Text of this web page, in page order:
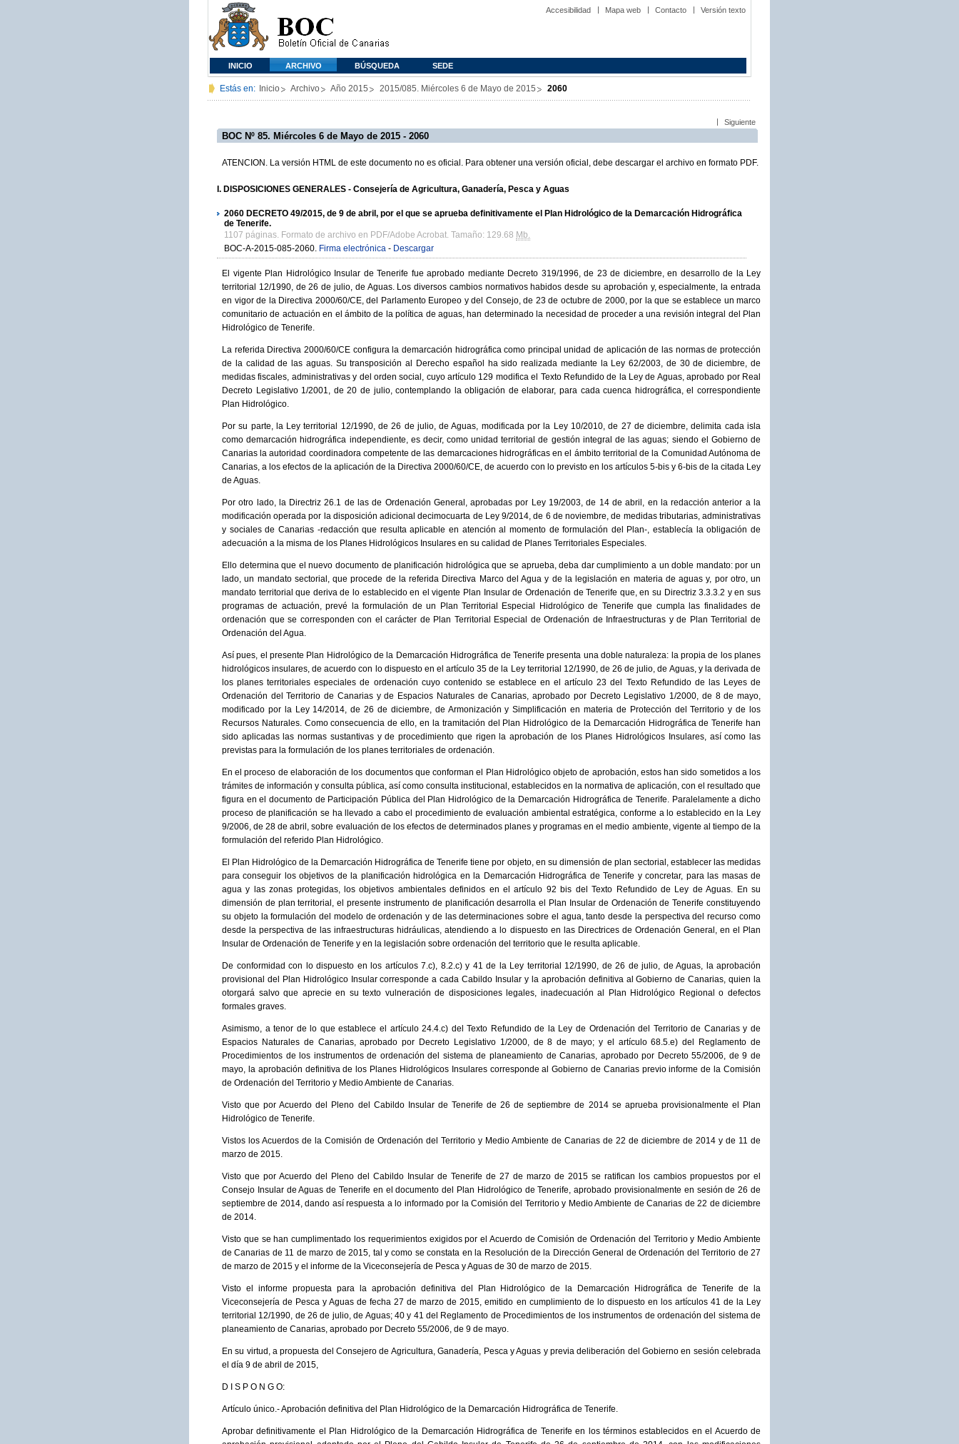
Accesibilidad Mapa web Contacto Versión texto
INICIO ARCHIVO BÚSQUEDA SEDE
Estás en: Inicio Archivo Año 2015 2015/085. Miércoles 6 de Mayo de 2015 2060
Siguiente
BOC Nº 85. Miércoles 6 de Mayo de 2015 - 2060
ATENCION. La versión HTML de este documento no es oficial. Para obtener una versión oficial, debe descargar el archivo en formato PDF.
I. DISPOSICIONES GENERALES - Consejería de Agricultura, Ganadería, Pesca y Aguas
2060 DECRETO 49/2015, de 9 de abril, por el que se aprueba definitivamente el Plan Hidrológico de la Demarcación Hidrográfica
de Tenerife.
1107 páginas. Formato de archivo en PDF/Adobe Acrobat. Tamaño: 129.68 Mb.
BOC-A-2015-085-2060. Firma electrónica - Descargar
El vigente Plan Hidrológico Insular de Tenerife fue aprobado mediante Decreto 319/1996, de 23 de diciembre, en desarrollo de la Ley
territorial 12/1990, de 26 de julio, de Aguas. Los diversos cambios normativos habidos desde su aprobación y, especialmente, la entrada
en vigor de la Directiva 2000/60/CE, del Parlamento Europeo y del Consejo, de 23 de octubre de 2000, por la que se establece un marco
comunitario de actuación en el ámbito de la política de aguas, han determinado la necesidad de proceder a una revisión integral del Plan
Hidrológico de Tenerife.
La referida Directiva 2000/60/CE configura la demarcación hidrográfica como principal unidad de aplicación de las normas de protección
de la calidad de las aguas. Su transposición al Derecho español ha sido realizada mediante la Ley 62/2003, de 30 de diciembre, de
medidas fiscales, administrativas y del orden social, cuyo artículo 129 modifica el Texto Refundido de la Ley de Aguas, aprobado por Real
Decreto Legislativo 1/2001, de 20 de julio, contemplando la obligación de elaborar, para cada cuenca hidrográfica, el correspondiente
Plan Hidrológico.
Por su parte, la Ley territorial 12/1990, de 26 de julio, de Aguas, modificada por la Ley 10/2010, de 27 de diciembre, delimita cada isla
como demarcación hidrográfica independiente, es decir, como unidad territorial de gestión integral de las aguas; siendo el Gobierno de
Canarias la autoridad coordinadora competente de las demarcaciones hidrográficas en el ámbito territorial de la Comunidad Autónoma de
Canarias, a los efectos de la aplicación de la Directiva 2000/60/CE, de acuerdo con lo previsto en los artículos 5-bis y 6-bis de la citada Ley
de Aguas.
Por otro lado, la Directriz 26.1 de las de Ordenación General, aprobadas por Ley 19/2003, de 14 de abril, en la redacción anterior a la
modificación operada por la disposición adicional decimocuarta de Ley 9/2014, de 6 de noviembre, de medidas tributarias, administrativas
y sociales de Canarias -redacción que resulta aplicable en atención al momento de formulación del Plan-, establecía la obligación de
adecuación a la misma de los Planes Hidrológicos Insulares en su calidad de Planes Territoriales Especiales.
Ello determina que el nuevo documento de planificación hidrológica que se aprueba, deba dar cumplimiento a un doble mandato: por un
lado, un mandato sectorial, que procede de la referida Directiva Marco del Agua y de la legislación en materia de aguas y, por otro, un
mandato territorial que deriva de lo establecido en el vigente Plan Insular de Ordenación de Tenerife que, en su Directriz 3.3.3.2 y en sus
programas de actuación, prevé la formulación de un Plan Territorial Especial Hidrológico de Tenerife que cumpla las finalidades de
ordenación que se corresponden con el carácter de Plan Territorial Especial de Ordenación de Infraestructuras y de Plan Territorial de
Ordenación del Agua.
Así pues, el presente Plan Hidrológico de la Demarcación Hidrográfica de Tenerife presenta una doble naturaleza: la propia de los planes
hidrológicos insulares, de acuerdo con lo dispuesto en el artículo 35 de la Ley territorial 12/1990, de 26 de julio, de Aguas, y la derivada de
los planes territoriales especiales de ordenación cuyo contenido se establece en el artículo 23 del Texto Refundido de las Leyes de
Ordenación del Territorio de Canarias y de Espacios Naturales de Canarias, aprobado por Decreto Legislativo 1/2000, de 8 de mayo,
modificado por la Ley 14/2014, de 26 de diciembre, de Armonización y Simplificación en materia de Protección del Territorio y de los
Recursos Naturales. Como consecuencia de ello, en la tramitación del Plan Hidrológico de la Demarcación Hidrográfica de Tenerife han
sido aplicadas las normas sustantivas y de procedimiento que rigen la aprobación de los Planes Hidrológicos Insulares, así como las
previstas para la formulación de los planes territoriales de ordenación.
En el proceso de elaboración de los documentos que conforman el Plan Hidrológico objeto de aprobación, estos han sido sometidos a los
trámites de información y consulta pública, así como consulta institucional, establecidos en la normativa de aplicación, con el resultado que
figura en el documento de Participación Pública del Plan Hidrológico de la Demarcación Hidrográfica de Tenerife. Paralelamente a dicho
proceso de planificación se ha llevado a cabo el procedimiento de evaluación ambiental estratégica, conforme a lo establecido en la Ley
9/2006, de 28 de abril, sobre evaluación de los efectos de determinados planes y programas en el medio ambiente, vigente al tiempo de la
formulación del referido Plan Hidrológico.
El Plan Hidrológico de la Demarcación Hidrográfica de Tenerife tiene por objeto, en su dimensión de plan sectorial, establecer las medidas
para conseguir los objetivos de la planificación hidrológica en la Demarcación Hidrográfica de Tenerife y concretar, para las masas de
agua y las zonas protegidas, los objetivos ambientales definidos en el artículo 92 bis del Texto Refundido de Ley de Aguas. En su
dimensión de plan territorial, el presente instrumento de planificación desarrolla el Plan Insular de Ordenación de Tenerife constituyendo
su objeto la formulación del modelo de ordenación y de las determinaciones sobre el agua, tanto desde la perspectiva del recurso como
desde la perspectiva de las infraestructuras hidráulicas, atendiendo a lo dispuesto en las Directrices de Ordenación General, en el Plan
Insular de Ordenación de Tenerife y en la legislación sobre ordenación del territorio que le resulta aplicable.
De conformidad con lo dispuesto en los artículos 7.c), 8.2.c) y 41 de la Ley territorial 12/1990, de 26 de julio, de Aguas, la aprobación
provisional del Plan Hidrológico Insular corresponde a cada Cabildo Insular y la aprobación definitiva al Gobierno de Canarias, quien la
otorgará salvo que aprecie en su texto vulneración de disposiciones legales, inadecuación al Plan Hidrológico Regional o defectos
formales graves.
Asimismo, a tenor de lo que establece el artículo 24.4.c) del Texto Refundido de la Ley de Ordenación del Territorio de Canarias y de
Espacios Naturales de Canarias, aprobado por Decreto Legislativo 1/2000, de 8 de mayo; y el artículo 68.5.e) del Reglamento de
Procedimientos de los instrumentos de ordenación del sistema de planeamiento de Canarias, aprobado por Decreto 55/2006, de 9 de
mayo, la aprobación definitiva de los Planes Hidrológicos Insulares corresponde al Gobierno de Canarias previo informe de la Comisión
de Ordenación del Territorio y Medio Ambiente de Canarias.
Visto que por Acuerdo del Pleno del Cabildo Insular de Tenerife de 26 de septiembre de 2014 se aprueba provisionalmente el Plan
Hidrológico de Tenerife.
Vistos los Acuerdos de la Comisión de Ordenación del Territorio y Medio Ambiente de Canarias de 22 de diciembre de 2014 y de 11 de
marzo de 2015.
Visto que por Acuerdo del Pleno del Cabildo Insular de Tenerife de 27 de marzo de 2015 se ratifican los cambios propuestos por el
Consejo Insular de Aguas de Tenerife en el documento del Plan Hidrológico de Tenerife, aprobado provisionalmente en sesión de 26 de
septiembre de 2014, dando así respuesta a lo informado por la Comisión del Territorio y Medio Ambiente de Canarias de 22 de diciembre
de 2014.
Visto que se han cumplimentado los requerimientos exigidos por el Acuerdo de Comisión de Ordenación del Territorio y Medio Ambiente
de Canarias de 11 de marzo de 2015, tal y como se constata en la Resolución de la Dirección General de Ordenación del Territorio de 27
de marzo de 2015 y el informe de la Viceconsejería de Pesca y Aguas de 30 de marzo de 2015.
Visto el informe propuesta para la aprobación definitiva del Plan Hidrológico de la Demarcación Hidrográfica de Tenerife de la
Viceconsejería de Pesca y Aguas de fecha 27 de marzo de 2015, emitido en cumplimiento de lo dispuesto en los artículos 41 de la Ley
territorial 12/1990, de 26 de julio, de Aguas; 40 y 41 del Reglamento de Procedimientos de los instrumentos de ordenación del sistema de
planeamiento de Canarias, aprobado por Decreto 55/2006, de 9 de mayo.
En su virtud, a propuesta del Consejero de Agricultura, Ganadería, Pesca y Aguas y previa deliberación del Gobierno en sesión celebrada
el día 9 de abril de 2015,
D I S P O N G O:
Artículo único.- Aprobación definitiva del Plan Hidrológico de la Demarcación Hidrográfica de Tenerife.
Aprobar definitivamente el Plan Hidrológico de la Demarcación Hidrográfica de Tenerife en los términos establecidos en el Acuerdo de